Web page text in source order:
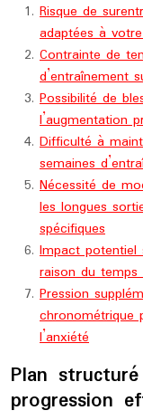
Risque de
adaptées à
Contrainte de
d’entraînement
Possibilité de
l’augmentation
Difficulté à
semaines
Nécessité de
les longues
spécifiques
Impact
raison du temps
Pression
chronométrique
l’anxiété
Plan
progression